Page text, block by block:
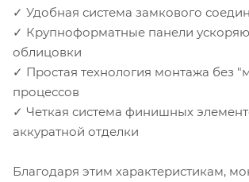
✓ Удобная система замкового
✓ Крупноформатные панели
облицовки
✓ Простая технология монтажа без
процессов
✓ Четкая система финишных
аккуратной отделки
Благодаря этим характеристикам,